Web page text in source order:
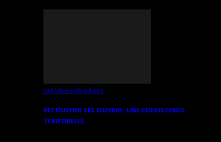
OEUVRES EXPLIQUÉES
RETOUCHER SES ŒUVRES. UNE COEXISTENCE
TEMPORELLE